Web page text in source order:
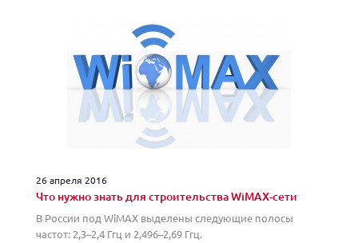
26 апреля 2016
Что нужно знать для строительства WiMAX-сети
В России под WiMAX выделены следующие полосы
частот: 2,3–2,4 Ггц и 2,496–2,69 Ггц.